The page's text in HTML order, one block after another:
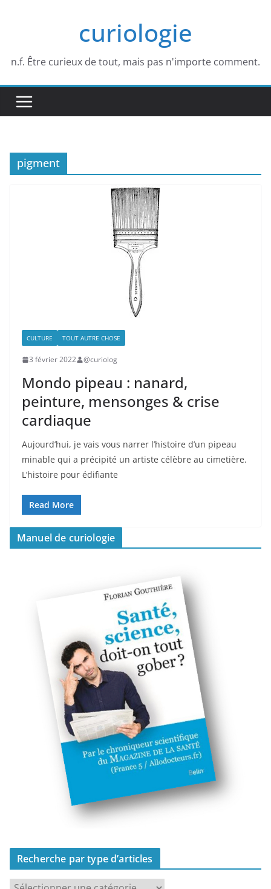
curiologie
n.f. Être curieux de tout, mais pas n'importe comment.
pigment
CULTURE TOUT AUTRE CHOSE
3 février 2022 @curiolog
Mondo pipeau : nanard,
peinture, mensonges & crise
cardiaque
Aujourd’hui, je vais vous narrer l’histoire d’un pipeau
minable qui a précipité un artiste célèbre au cimetière.
L’histoire pour édifiante
Read More
Manuel de curiologie
Recherche par type d’articles